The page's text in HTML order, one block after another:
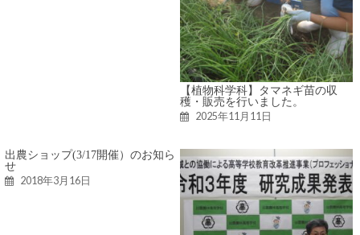
【植物科学科】タマネギ苗の収
穫・販売を行いました。
2025年11月11日
出農ショップ(3/17開催）のお知ら
せ
2018年3月16日